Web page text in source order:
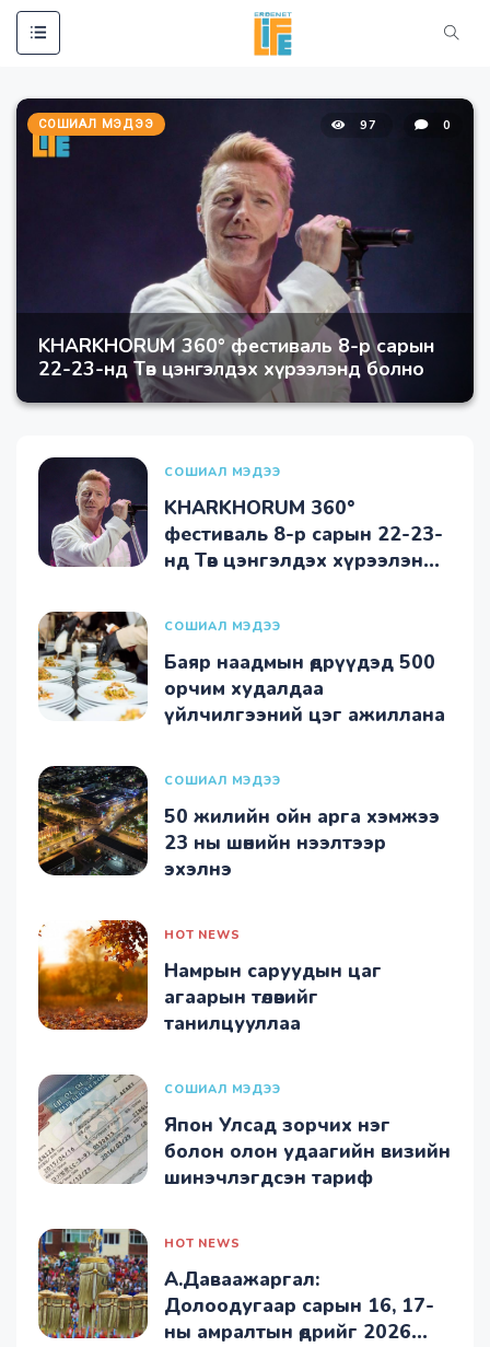
HOT NEWS
СОШИАЛ МЭДЭЭ
ВИДЕО МЭДЭЭЛЭЛ
СОШИАЛ МЭДЭЭ 97 0
KHARKHORUM 360° фестиваль 8-р сарын
22-23-нд Төв цэнгэлдэх хүрээлэнд болно
СОШИАЛ МЭДЭЭ
KHARKHORUM 360°
фестиваль 8-р сарын 22-23-
нд Төв цэнгэлдэх хүрээлэнд
СОШИАЛ МЭДЭЭ
Баяр наадмын өдрүүдэд 500
орчим худалдаа
үйлчилгээний цэг ажиллана
СОШИАЛ МЭДЭЭ
50 жилийн ойн арга хэмжээ
23 ны шөнийн нээлтээр
эхэлнэ
HOT NEWS
Намрын саруудын цаг
агаарын төлөвийг
танилцууллаа
СОШИАЛ МЭДЭЭ
Япон Улсад зорчих нэг
болон олон удаагийн визийн
шинэчлэгдсэн тариф
HOT NEWS
А.Даваажаргал:
Долоодугаар сарын 16, 17-
ны амралтын өдрийг 2026